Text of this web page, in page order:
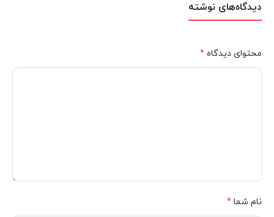
دیدگاه‌های نوشته
محتوای دیدگاه *
نام شما *